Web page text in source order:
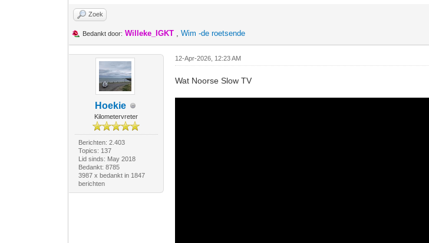
Zoek
Bedankt door: Willeke_IGKT ,Wim -de roetsende
Hoekie
Kilometervreter
Berichten: 2.403
Topics: 137
Lid sinds: May 2018
Bedankt: 8785
3987 x bedankt in 1847
berichten
12-Apr-2026, 12:23 AM
Wat Noorse Slow TV